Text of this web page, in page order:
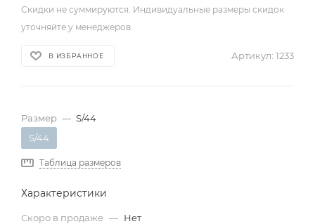
В ИЗБРАННОЕ Артикул: 1233
Размер — S/44
S/44
Таблица размеров
Характеристики
Скоро в продаже — Нет
Скидки не суммируются. Индивидуальные размеры скидок
уточняйте у менеджеров.